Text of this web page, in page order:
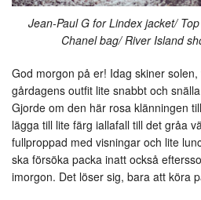
Jean-Paul G for Lindex jacket/ Top
Chanel bag/ River Island
God morgon på er! Idag skiner
gårdagens outfit lite snabbt och snälla
Gjorde om den här rosa klänningen
lägga till lite färg iallafall till det gråa
fullproppad med visningar och lite
ska försöka packa inatt också
imorgon. Det löser sig, bara att köra